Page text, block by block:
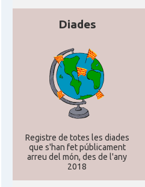
Diades
Registre de totes les diades
que s'han fet públicament
arreu del món, des de l'any
2018